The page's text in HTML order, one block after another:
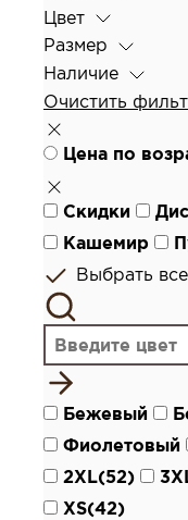
Цвет
Размер
Наличие
Очистить
Цена по
Скидки
Кашемир
Выбрать
Бежевый
Фиолетовый
2XL(52)
XS(42)